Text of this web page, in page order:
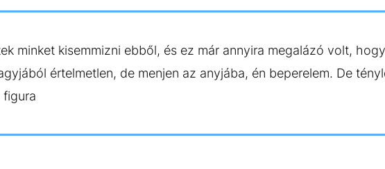
minket kisemmizni ebből, és ez már annyira megalázó volt,
értelmetlen, de menjen az anyjába, én beperelem. De
figura